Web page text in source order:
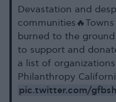
Devastation and
burned to the
to support and
a list of
Philanthropy
pic.twitter.com/